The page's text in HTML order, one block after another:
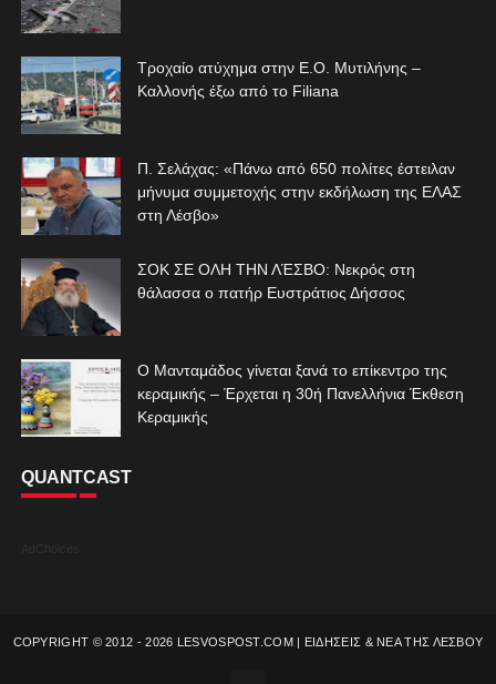
Τροχαίο ατύχημα στην Ε.Ο. Μυτιλήνης –
Καλλονής έξω από το Filiana
Π. Σελάχας: «Πάνω από 650 πολίτες έστειλαν
μήνυμα συμμετοχής στην εκδήλωση της ΕΛΑΣ
στη Λέσβο»
ΣΟΚ ΣΕ ΟΛΗ ΤΗΝ ΛΈΣΒΟ: Νεκρός στη
θάλασσα ο πατήρ Ευστράτιος Δήσσος
Ο Μανταμάδος γίνεται ξανά το επίκεντρο της
κεραμικής – Έρχεται η 30ή Πανελλήνια Έκθεση
Κεραμικής
QUANTCAST
COPYRIGHT © 2012 -2026 LESVOSPOST.COM | ΕΙΔΗΣΕΙΣ & ΝΕΑ ΤΗΣ ΛΕΣΒΟΥ